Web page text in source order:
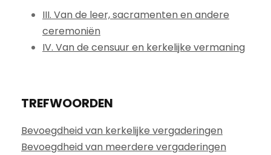
III. Van de leer, sacramenten en andere
ceremoniën
IV. Van de censuur en kerkelijke vermaning
TREFWOORDEN
Bevoegdheid van kerkelijke vergaderingen
Bevoegdheid van meerdere vergaderingen